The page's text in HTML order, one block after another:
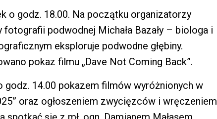
o godz. 18.00. Na początku organizatorzy
podwodnej Michała Bazały – biologa i
eksploruje podwodne głębiny.
pokaz filmu „Dave Not Coming Back”.
14.00 pokazem filmów wyróżnionych w
oraz ogłoszeniem zwycięzców i wręczeniem